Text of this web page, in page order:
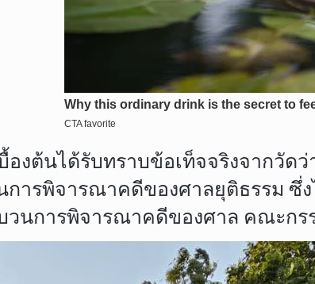
องต้นได้รับทราบข้อเท็จจริงจาก
การพิจารณาคดีของศาลยุติธรรม
วนการพิจารณาคดีของศาล คณะก